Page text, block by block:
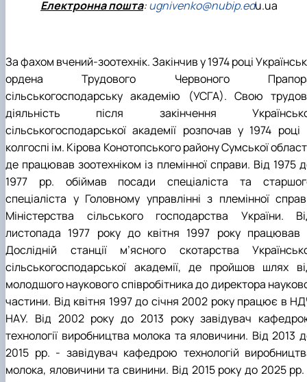
Електронна пошта:ugnivenko@nubip.edu.ua
За фахом вчений-зоотехнік. Закінчив у 1974 році
ордена Трудового Червоного
сільськогосподарську академію (УСГА). Свою
діяльність після закінчення
сільськогосподарської академії розпочав у 1974 році
колгоспі ім. Кірова Конотопського району Сумської
де працював зоотехніком із племінної справи. Від 1975
1977 рр. обіймав посади спеціаліста та
спеціаліста у Головному управлінні з племінної
Міністерства сільського господарства України.
листопада 1977 року до квітня 1997 року працював
Дослідній станції м’ясного скотарства
сільськогосподарської академії, де пройшов шлях
молодшого наукового співробітника до директора
частини. Від квітня 1997 до січня 2002 року працює в
НАУ. Від 2002 року до 2013 року завідувач
технології виробництва молока та яловичини. Від 2013
2015 рр. - завідувач кафедрою технологій
молока, яловичини та свинини. Від 2015 року до 2025